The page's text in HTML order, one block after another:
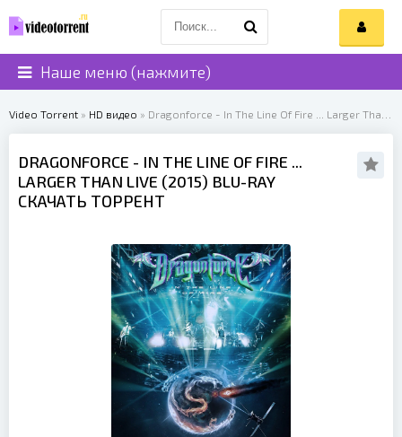
Наше меню (нажмите)
Video Torrent » HD видео » Dragonforce - In The Line Of Fire ... Larger Than Live (2015)
DRAGONFORCE - IN THE LINE OF FIRE ...
LARGER THAN LIVE (2015) BLU-RAY
СКАЧАТЬ ТОРРЕНТ